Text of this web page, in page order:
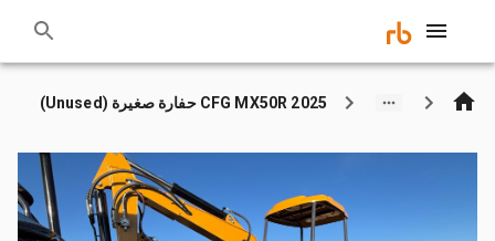
2025 CFG MX50R حفارة صغيرة (Unused)